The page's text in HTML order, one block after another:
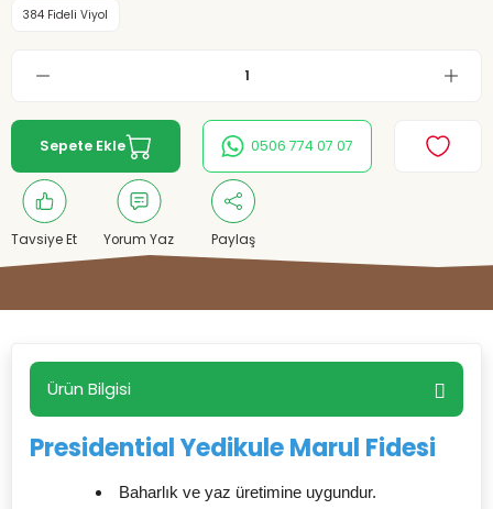
384 Fideli Viyol
Sepete Ekle 0506 774 07 07
Tavsiye Et Yorum Yaz Paylaş
Ürün Bilgisi
Presidential Yedikule Marul Fidesi
Baharlık ve yaz üretimine uygundur.